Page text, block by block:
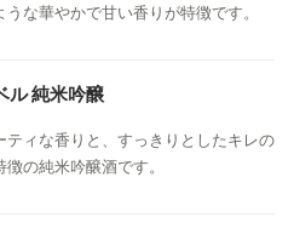
な華やかで甘い香りが特徴です。
ル 純米吟醸
ティな香りと、すっきりとしたキレの
の純米吟醸酒です。